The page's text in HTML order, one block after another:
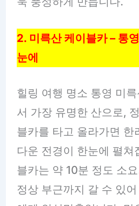
2. 미륵산 케이블카 – 통
눈에
힐링 여행 명소 통영 미
서 가장 유명한 산으로,
블카를 타고 올라가면 한
다운 전경이 한눈에 펼쳐
블카는 약 10분 정도 소
정상 부근까지 갈 수 있